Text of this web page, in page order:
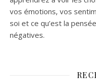
vos émotions, vos
soi et ce qu’est la
négatives.